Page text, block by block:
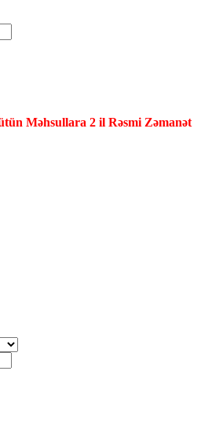
Məhsullara 2 il Rəsmi Zəmanət